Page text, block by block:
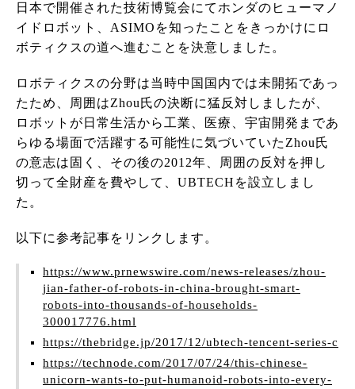
日本で開催された技術博覧会にてホンダのヒューマノ
イドロボット、ASIMOを知ったことをきっかけにロ
ボティクスの道へ進むことを決意しました。
ロボティクスの分野は当時中国国内では未開拓であっ
たため、周囲はZhou氏の決断に猛反対しましたが、
ロボットが日常生活から工業、医療、宇宙開発まであ
らゆる場面で活躍する可能性に気づいていたZhou氏
の意志は固く、その後の2012年、周囲の反対を押し
切って全財産を費やして、UBTECHを設立しまし
た。
以下に参考記事をリンクします。
https://www.prnewswire.com/news-releases/zhou-
jian-father-of-robots-in-china-brought-smart-
robots-into-thousands-of-households-
300017776.html
https://thebridge.jp/2017/12/ubtech-tencent-series-c
https://technode.com/2017/07/24/this-chinese-
unicorn-wants-to-put-humanoid-robots-into-every-